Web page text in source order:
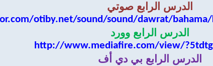
الدرس الرابع صوتي
otiby.net/sound/sound/dawrat/
الدرس الرابع وورد
http://www.mediafire.com/view/
الدرس الرابع بي دي أف